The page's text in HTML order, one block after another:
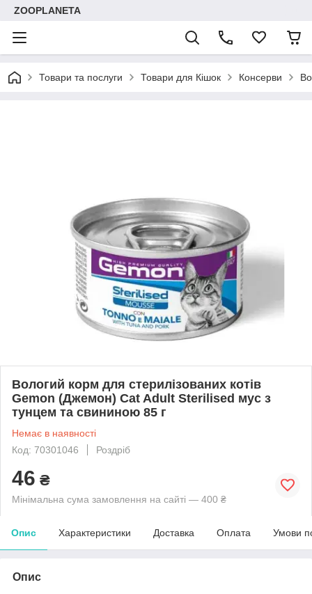
ZOOPLANETA
Товари та послуги Товари для Кішок Консерви
Вологий корм для стерилізованих котів
Gemon (Джемон) Cat Adult Sterilised мус з
тунцем та свининою 85 г
Немає в наявності
Код: 70301046
Роздріб
46 ₴
Мінімальна сума замовлення на сайті — 400 ₴
Опис Характеристики Доставка Оплата Умови
Опис